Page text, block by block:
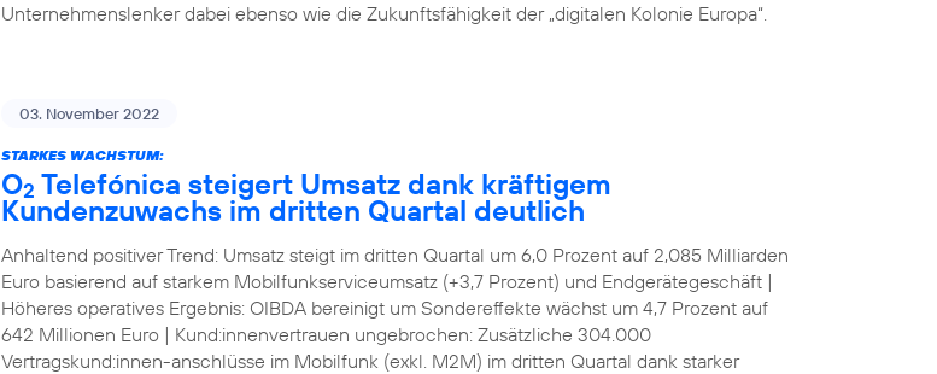
Unternehmenslenker dabei ebenso wie die Zukunftsfähigkeit der „digitalen Kolonie Europa“.
03. November 2022
STARKES WACHSTUM:
O2 Telefónica steigert Umsatz dank kräftigem
Kundenzuwachs im dritten Quartal deutlich
Anhaltend positiver Trend: Umsatz steigt im dritten Quartal um 6,0 Prozent auf 2,085 Milliarden
Euro basierend auf starkem Mobilfunkserviceumsatz (+3,7 Prozent) und Endgerätegeschäft |
Höheres operatives Ergebnis: OIBDA bereinigt um Sondereffekte wächst um 4,7 Prozent auf
642 Millionen Euro | Kund:innenvertrauen ungebrochen: Zusätzliche 304.000
Vertragskund:innen-anschlüsse im Mobilfunk (exkl. M2M) im dritten Quartal dank starker